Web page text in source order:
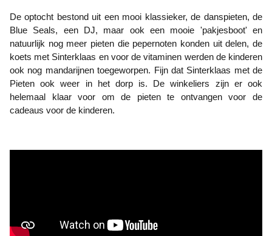
De optocht bestond uit een mooi klassieker, de danspieten, de
Blue Seals, een DJ, maar ook een mooie 'pakjesboot' en
natuurlijk nog meer pieten die pepernoten konden uit delen, de
koets met Sinterklaas en voor de vitaminen werden de kinderen
ook nog mandarijnen toegeworpen. Fijn dat Sinterklaas met de
Pieten ook weer in het dorp is. De winkeliers zijn er ook
helemaal klaar voor om de pieten te ontvangen voor de
cadeaus voor de kinderen.